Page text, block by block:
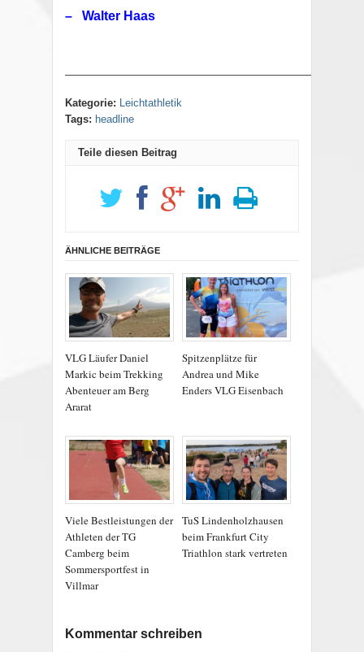
– Walter Haas
Kategorie: Leichtathletik
Tags: headline
Teile diesen Beitrag
ÄHNLICHE BEITRÄGE
VLG Läufer Daniel
Markic beim Trekking
Abenteuer am Berg
Ararat
Spitzenplätze für
Andrea und Mike
Enders VLG Eisenbach
Viele Bestleistungen der
Athleten der TG
Camberg beim
Sommersportfest in
Villmar
TuS Lindenholzhausen
beim Frankfurt City
Triathlon stark vertreten
Kommentar schreiben